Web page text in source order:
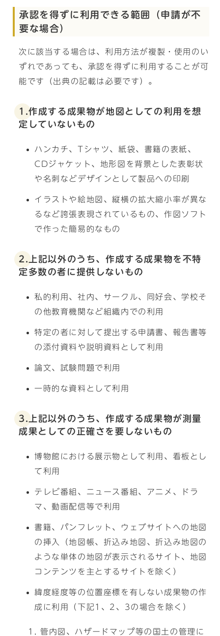
承認を得ずに利用できる範囲（申請が不
要な場合）
次に該当する場合は、利用方法が複製・使用のい
ずれであっても、承認を得ずに利用することが可
能です（出典の記載は必要です）。
1.作成する成果物が地図としての利用を想
定していないもの
ハンカチ、Tシャツ、紙袋、書籍の表紙、
CDジャケット、地形図を背景とした表彰状
や名刺などデザインとして製品への印刷
イラストや絵地図、縦横の拡大縮小率が異な
るなど誇張表現されているもの、作図ソフト
で作った簡易的なもの
2.上記以外のうち、作成する成果物を不特
定多数の者に提供しないもの
私的利用、社内、サークル、同好会、学校そ
の他教育機関など組織内での利用
特定の者に対して提出する申請書、報告書等
の添付資料や説明資料として利用
論文、試験問題で利用
一時的な資料として利用
3.上記以外のうち、作成する成果物が測量
成果としての正確さを要しないもの
博物館における展示物として利用、看板とし
て利用
テレビ番組、ニュース番組、アニメ、ドラ
マ、動画配信等で利用
書籍、パンフレット、ウェブサイトへの地図
の挿入（地図帳、折込み地図、折込み地図の
ような単体の地図が表示されるサイト、地図
コンテンツを主とするサイトを除く）
緯度経度等の位置座標を有しない成果物の作
成に利用（下記1、2、3の場合を除く）
管内図、ハザードマップ等の国土の管理に